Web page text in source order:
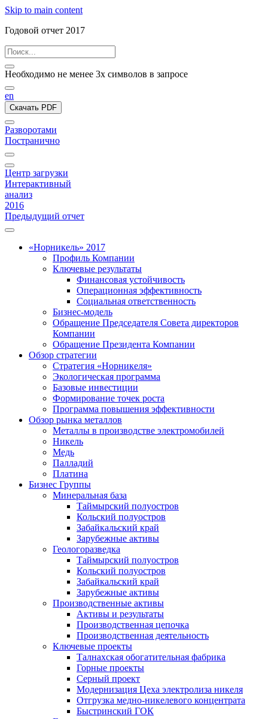
Skip to main content
Годовой отчет 2017
Необходимо не менее 3х символов в запросе
en
Скачать PDF
Разворотами
Постранично
Центр загрузки
Интерактивный
анализ
2016
Предыдущий отчет
«Норникель» 2017
Профиль Компании
Ключевые результаты
Финансовая устойчивость
Операционная эффективность
Социальная ответственность
Бизнес-модель
Обращение Председателя Совета директоров
Компании
Обращение Президента Компании
Обзор стратегии
Стратегия «Норникеля»
Экологическая программа
Базовые инвестиции
Формирование точек роста
Программа повышения эффективности
Обзор рынка металлов
Металлы в производстве электромобилей
Никель
Медь
Палладий
Платина
Бизнес Группы
Минеральная база
Таймырский полуостров
Кольский полуостров
Забайкальский край
Зарубежные активы
Геологоразведка
Таймырский полуостров
Кольский полуостров
Забайкальский край
Зарубежные активы
Производственные активы
Активы и результаты
Производственная цепочка
Производственная деятельность
Ключевые проекты
Талнахская обогатительная фабрика
Горные проекты
Серный проект
Модернизация Цеха электролиза никеля
Отгрузка медно-никелевого концентрата
Быстринский ГОК